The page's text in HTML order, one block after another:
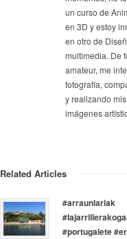
un curso de
en 3D y estoy
en otro de
multimedia. De
amateur, me
fotografía,
y realizando
imágenes
Related Articles
#arraunlariak
#portugalete